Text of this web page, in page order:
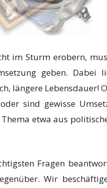
im Sturm erobern,
geben. Dabei
längere Lebensdauer!
sind gewisse
etwa aus
Fragen
Wir